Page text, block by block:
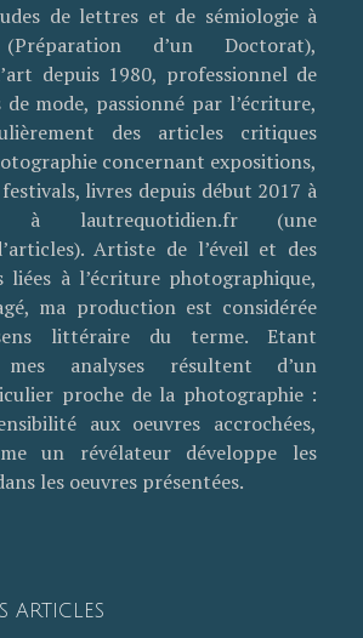
de lettres et de sémiologie à
d’un Doctorat),
depuis 1980, professionnel de
de mode, passionné par l’écriture,
des articles critiques
concernant expositions,
livres depuis début 2017 à
à lautrequotidien.fr (une
Artiste de l’éveil et des
liées à l’écriture photographique,
ma production est considérée
littéraire du terme. Etant
mes analyses résultent d’un
proche de la photographie :
aux oeuvres accrochées,
un révélateur développe les
les oeuvres présentées.
ARTICLES